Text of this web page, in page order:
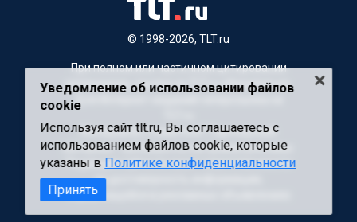
© 1998-2026, TLT.ru
При полном или частичном цитировании
материалов, ссылка на TLT.ru обязательна.
Для Интернет-изданий гиперссылка на
Материалы с пометкой "Партнерский
материал" публикуются на правах рекламы.
Редакция сайта не несет ответственности
за достоверность информации,
содержащейся в рекламных объявлениях
Уведомление об использовании файлов
cookie
Используя сайт tlt.ru, Вы соглашаетесь с
использованием файлов cookie, которые
указаны в Политике конфиденциальности
Принять